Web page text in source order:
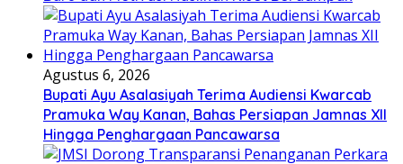
Agustus 6, 2026
Bupati Ayu Asalasiyah Terima Audiensi Kwarcab
Pramuka Way Kanan, Bahas Persiapan Jamnas XII
Hingga Penghargaan Pancawarsa